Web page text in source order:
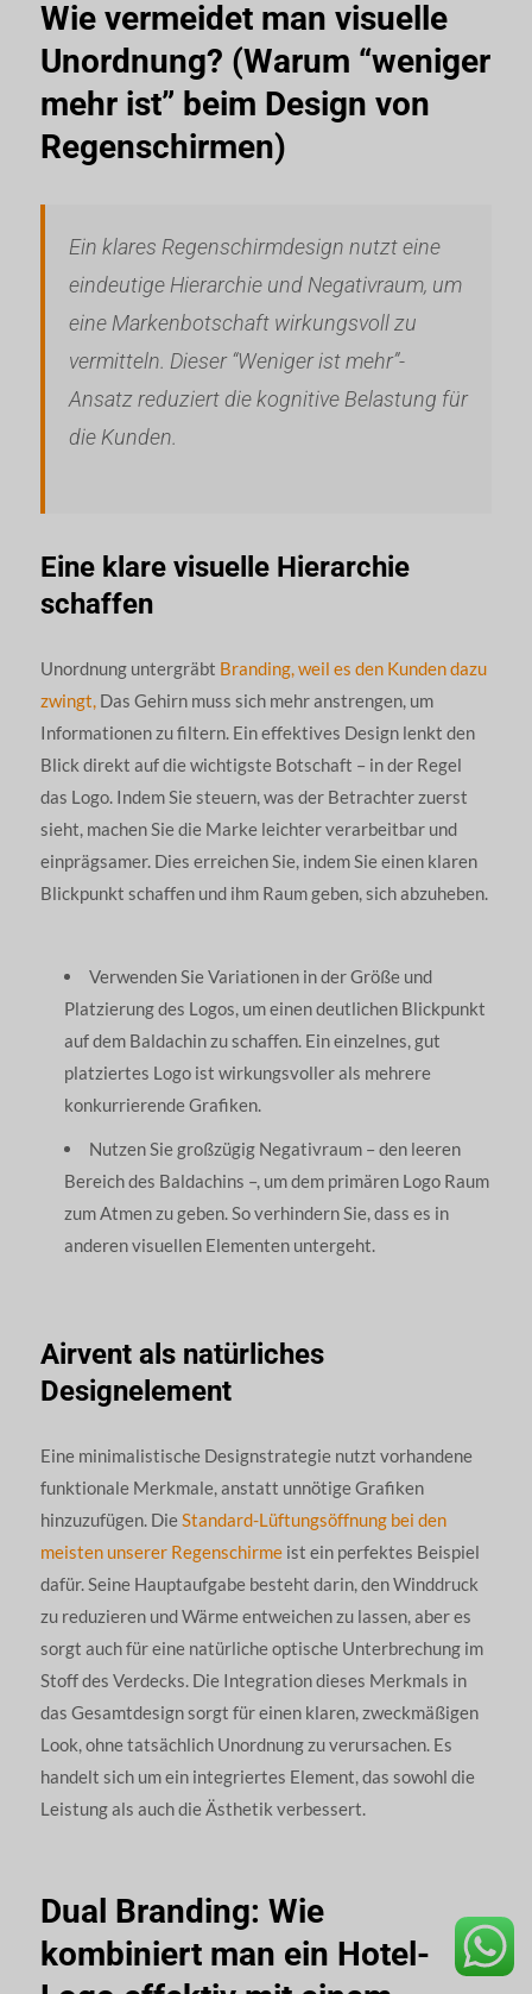
Wie vermeidet man visuelle
Unordnung? (Warum “weniger
mehr ist” beim Design von
Regenschirmen)
Ein klares Regenschirmdesign nutzt eine
eindeutige Hierarchie und Negativraum, um
eine Markenbotschaft wirkungsvoll zu
vermitteln. Dieser “Weniger ist mehr”-
Ansatz reduziert die kognitive Belastung für
die Kunden.
Eine klare visuelle Hierarchie
schaffen
Unordnung untergräbt Branding, weil es den Kunden dazu
zwingt,Das Gehirn muss sich mehr anstrengen, um
Informationen zu filtern. Ein effektives Design lenkt den
Blick direkt auf die wichtigste Botschaft – in der Regel
das Logo. Indem Sie steuern, was der Betrachter zuerst
sieht, machen Sie die Marke leichter verarbeitbar und
einprägsamer. Dies erreichen Sie, indem Sie einen klaren
Blickpunkt schaffen und ihm Raum geben, sich abzuheben.
Verwenden Sie Variationen in der Größe und
Platzierung des Logos, um einen deutlichen Blickpunkt
auf dem Baldachin zu schaffen. Ein einzelnes, gut
platziertes Logo ist wirkungsvoller als mehrere
konkurrierende Grafiken.
Nutzen Sie großzügig Negativraum – den leeren
Bereich des Baldachins –, um dem primären Logo Raum
zum Atmen zu geben. So verhindern Sie, dass es in
anderen visuellen Elementen untergeht.
Airvent als natürliches
Designelement
Eine minimalistische Designstrategie nutzt vorhandene
funktionale Merkmale, anstatt unnötige Grafiken
hinzuzufügen. DieStandard-Lüftungsöffnung bei den
meisten unserer Regenschirmeist ein perfektes Beispiel
dafür. Seine Hauptaufgabe besteht darin, den Winddruck
zu reduzieren und Wärme entweichen zu lassen, aber es
sorgt auch für eine natürliche optische Unterbrechung im
Stoff des Verdecks. Die Integration dieses Merkmals in
das Gesamtdesign sorgt für einen klaren, zweckmäßigen
Look, ohne tatsächlich Unordnung zu verursachen. Es
handelt sich um ein integriertes Element, das sowohl die
Leistung als auch die Ästhetik verbessert.
Dual Branding: Wie
kombiniert man ein Hotel-